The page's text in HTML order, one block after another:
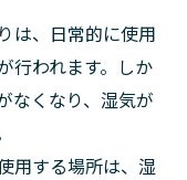
は、日常的に使用
行われます。しか
なくなり、湿気が
用する場所は、湿